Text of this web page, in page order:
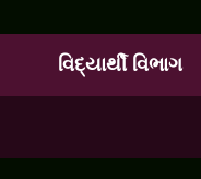
વિદ્યાર્થી વિભાગ